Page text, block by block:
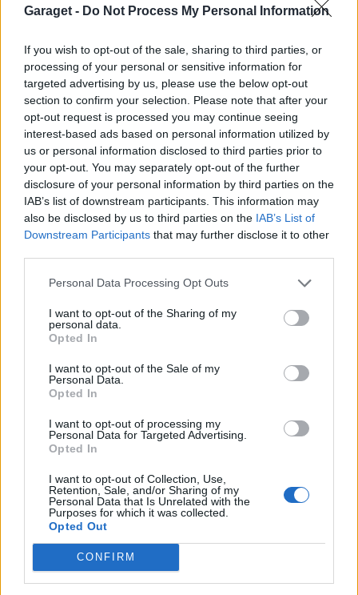
Garaget - Do Not Process My Personal Information
If you wish to opt-out of the sale, sharing to third parties, or
processing of your personal or sensitive information for
targeted advertising by us, please use the below opt-out
section to confirm your selection. Please note that after your
opt-out request is processed you may continue seeing
interest-based ads based on personal information utilized by
us or personal information disclosed to third parties prior to
your opt-out. You may separately opt-out of the further
disclosure of your personal information by third parties on the
IAB’s list of downstream participants. This information may
also be disclosed by us to third parties on the IAB’s List of
Downstream Participants that may further disclose it to other
Personal Data Processing Opt Outs
I want to opt-out of the Sharing of my
personal data.
Opted In
I want to opt-out of the Sale of my
Personal Data.
Opted In
I want to opt-out of processing my
Personal Data for Targeted Advertising.
Opted In
I want to opt-out of Collection, Use,
Retention, Sale, and/or Sharing of my
Personal Data that Is Unrelated with the
Purposes for which it was collected.
Opted Out
CONFIRM
torsen
31 maj
Rachmud skrev:
Det är min sambos bil och all information att hittills
gått genom henne. Jag ska ringa upp bilmekanikern
imorgon och be han upprepa vad grundproblemet
är och som leder till hans förslag om motorbyte. Vad
vi hittills har förstått så är problemet med VANOS
ventilerna snarare en symptom på felet istället för
själva felet i sig. Att byta kamaxel/kamkedja har
också varit på tal men har aldrig utförts.
bilmekanikern, ].
Tyvärr har bilmekanikern rätt - detta är en BMW-
produkt med deras mindre god kvalitet på vissa
Härutöver är det ohemult trångt och besvärligt att
arbeta med bils motorer.
som på andra bilar klaras med motorn på plats.
Tråkigt nog för Land Rover så var även hos dom de
minst lyckade motorerna under BMW-ägandet -
mycket bättre motorer när Ford övertog Land
Rover.